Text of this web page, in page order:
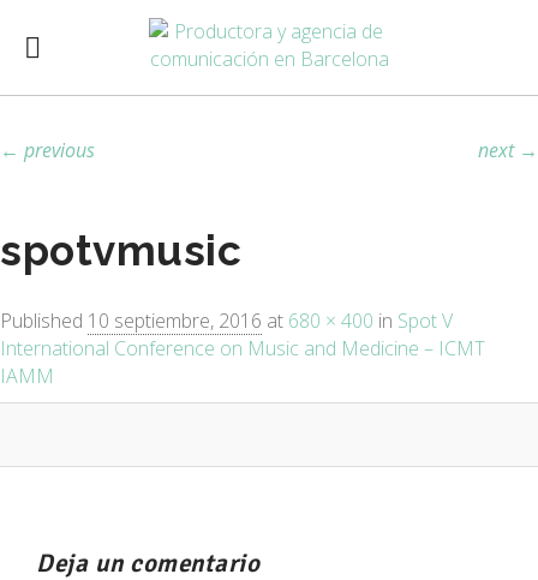
Image navigation
← previous next →
spotvmusic
Published 10 septiembre, 2016 at 680 × 400 in Spot V
International Conference on Music and Medicine – ICMT
IAMM
Deja un comentario